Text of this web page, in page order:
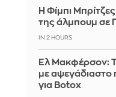
Η Φίμπι
της άλμπουμ σε
IN 2 HOURS
Ελ Μακφέρσον:
με
για Botox